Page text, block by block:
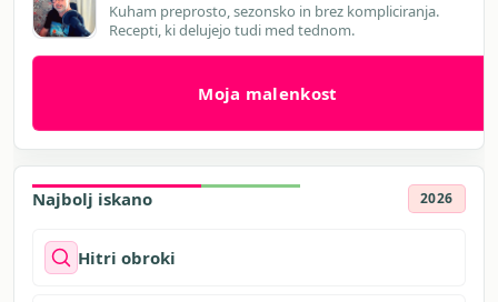
Kuham preprosto, sezonsko in brez kompliciranja.
Recepti, ki delujejo tudi med tednom.
Moja malenkost
Najbolj iskano 2026
Hitri obroki